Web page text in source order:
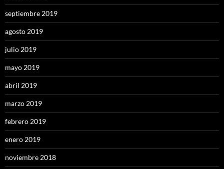
septiembre 2019
agosto 2019
julio 2019
mayo 2019
abril 2019
marzo 2019
febrero 2019
enero 2019
noviembre 2018